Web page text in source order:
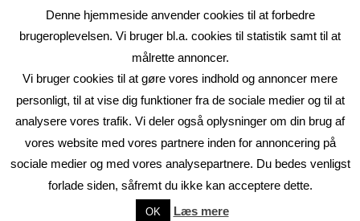
tricks til at spare på elprisen
Nu med blog
On2Net Link Katalog
The Magazine Basic Theme bybavotasan.com
Denne hjemmeside anvender cookies til at forbedre
brugeroplevelsen. Vi bruger bl.a. cookies til statistik samt til at
målrette annoncer.
Vi bruger cookies til at gøre vores indhold og annoncer mere
personligt, til at vise dig funktioner fra de sociale medier og til at
analysere vores trafik. Vi deler også oplysninger om din brug af
vores website med vores partnere inden for annoncering på
sociale medier og med vores analysepartnere. Du bedes venligst
forlade siden, såfremt du ikke kan acceptere dette.
OK Læs mere